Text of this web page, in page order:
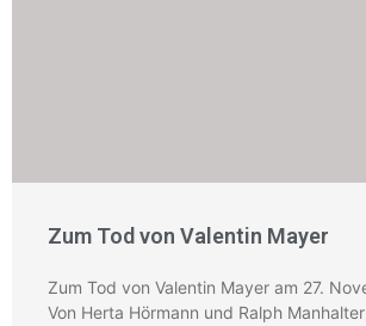
Zum Tod von Valentin Mayer
Zum Tod von Valentin Mayer am 27.
Von Herta Hörmann und Ralph